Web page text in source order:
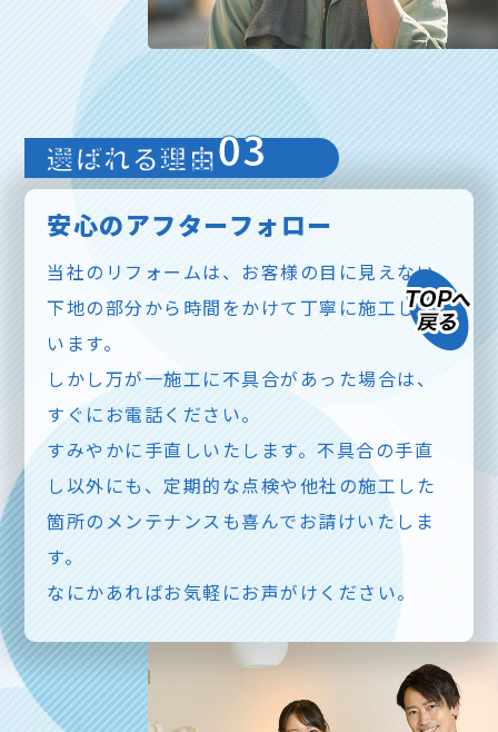
選ばれる理由03
安心のアフターフォロー
当社のリフォームは、お客様の目に見えない
下地の部分から時間をかけて丁寧に施工して
います。
しかし万が一施工に不具合があった場合は、
すぐにお電話ください。
すみやかに手直しいたします。不具合の手直
し以外にも、定期的な点検や他社の施工した
箇所のメンテナンスも喜んでお請けいたしま
す。
なにかあればお気軽にお声がけください。